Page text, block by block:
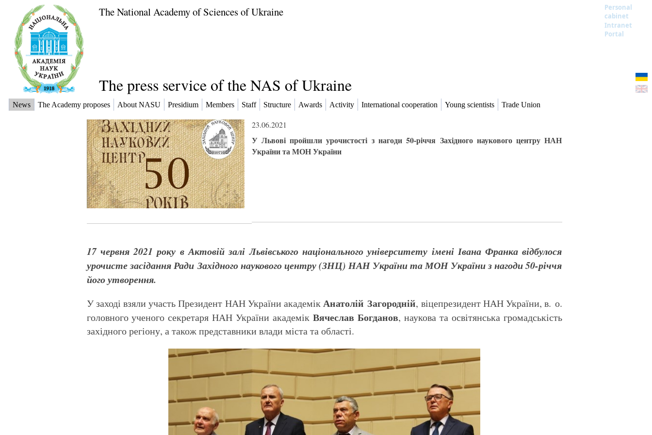
The National Academy of Sciences of Ukraine
Personal
cabinet
Intranet
Portal
The press service of the NAS of Ukraine
News The Academy proposes About NASU Presidium Members Staff Structure Awards Activity International cooperation Young scientists Trade Union
23.06.2021
У Львові пройшли урочистості з нагоди 50-річчя Західного наукового центру НАН
України та МОН України
17 червня 2021 року в Актовій залі Львівського національного університету імені Івана Франка відбулося
урочисте засідання Ради Західного наукового центру (ЗНЦ) НАН України та МОН України з нагоди 50-річчя
його утворення.
У заході взяли участь Президент НАН України академікАнатолій Загородній, віцепрезидент НАН України, в. о.
головного ученого секретаря НАН України академік Вячеслав Богданов, наукова та освітянська громадськість
західного регіону, а також представники влади міста та області.